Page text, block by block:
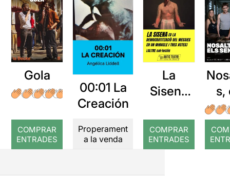
Gola
COMPRAR
ENTRADES
00:01 La
Creación
Properament
a la venda
La
Sisena
democra
tització
COMPRAR
ENTRADES
s,